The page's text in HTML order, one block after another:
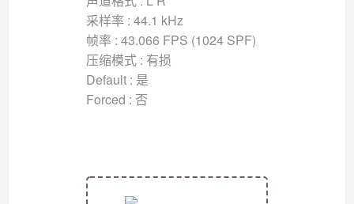
采样率 : 44.1 kHz
帧率 : 43.066 FPS (1024 SPF)
压缩模式 : 有损
Default : 是
Forced : 否